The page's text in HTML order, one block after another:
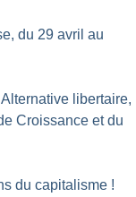
du 29 avril au
libertaire,
Croissance et du
du capitalisme !